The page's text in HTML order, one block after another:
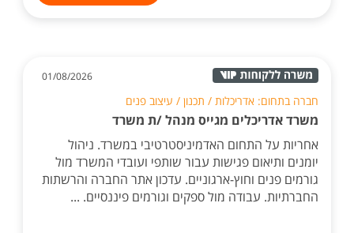
01/08/2026
חברה בתחום: אדריכלות / תכנון / עיצוב פנים
משרד אדריכלים מגייס מנהל /ת משרד
אחריות על התחום האדמיניסטרטיבי במשרד. ניהול
יומנים ותיאום פגישות עבור שותפי ועובדי המשרד מול
גורמים פנים וחוץ-ארגוניים. עדכון אתר החברה והרשתות
החברתיות. עבודה מול ספקים וגורמים פיננסיים. ...